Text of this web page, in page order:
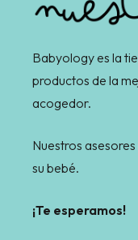
Babyology es la
productos de la
acogedor.
Nuestros
su bebé.
¡Te esperamos!